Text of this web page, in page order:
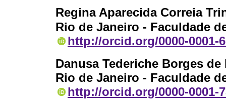
Regina Aparecida Correia
Rio de Janeiro - Faculdade
http://orcid.org/0000-0001-
Danusa Tederiche Borges de
Rio de Janeiro - Faculdade
http://orcid.org/0000-0001-